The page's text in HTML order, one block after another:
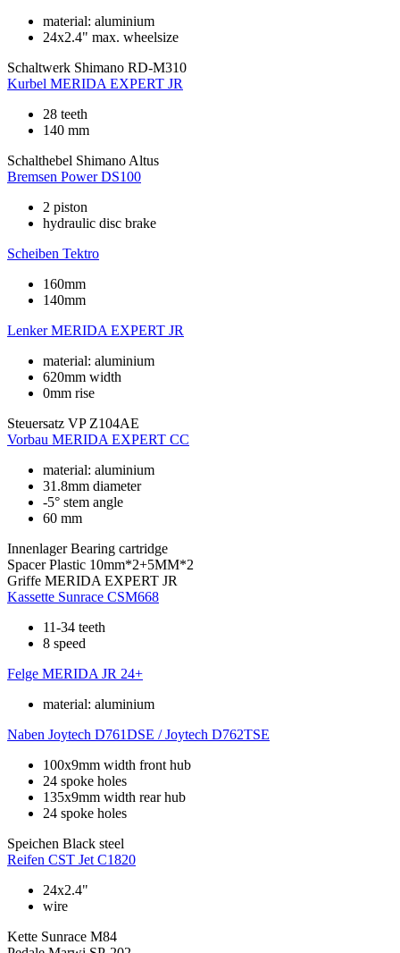
material: aluminium
24x2.4" max. wheelsize
Schaltwerk Shimano RD-M310
Kurbel MERIDA EXPERT JR
28 teeth
140 mm
Schalthebel Shimano Altus
Bremsen Power DS100
2 piston
hydraulic disc brake
Scheiben Tektro
160mm
140mm
Lenker MERIDA EXPERT JR
material: aluminium
620mm width
0mm rise
Steuersatz VP Z104AE
Vorbau MERIDA EXPERT CC
material: aluminium
31.8mm diameter
-5° stem angle
60 mm
Innenlager Bearing cartridge
Spacer Plastic 10mm*2+5MM*2
Griffe MERIDA EXPERT JR
Kassette Sunrace CSM668
11-34 teeth
8 speed
Felge MERIDA JR 24+
material: aluminium
Naben Joytech D761DSE / Joytech D762TSE
100x9mm width front hub
24 spoke holes
135x9mm width rear hub
24 spoke holes
Speichen Black steel
Reifen CST Jet C1820
24x2.4"
wire
Kette Sunrace M84